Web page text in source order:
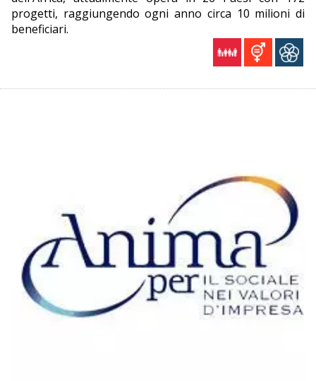
progetti, raggiungendo ogni anno circa 10 milioni di
beneficiari.